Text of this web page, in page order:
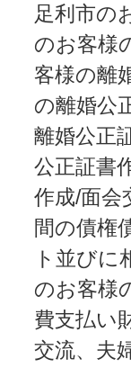
足利市の
のお客様
客様の離
の離婚公
離婚公正
公正証書
作成/面会
間の債権
ト並びに
のお客様
費支払い
交流、夫